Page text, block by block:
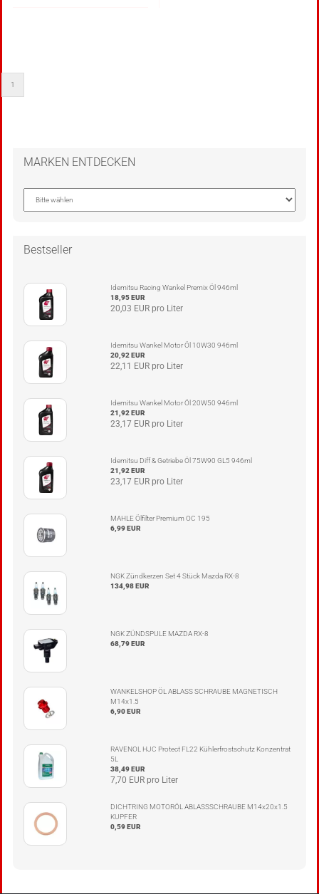
1
MARKEN ENTDECKEN
Bestseller
Idemitsu Racing Wankel Premix Öl 946ml
18,95 EUR
20,03 EUR pro Liter
Idemitsu Wankel Motor Öl 10W30 946ml
20,92 EUR
22,11 EUR pro Liter
Idemitsu Wankel Motor Öl 20W50 946ml
21,92 EUR
23,17 EUR pro Liter
Idemitsu Diff & Getriebe Öl 75W90 GL5 946ml
21,92 EUR
23,17 EUR pro Liter
MAHLE Ölfilter Premium OC 195
6,99 EUR
NGK Zündkerzen Set 4 Stück Mazda RX-8
134,98 EUR
NGK ZÜNDSPULE MAZDA RX-8
68,79 EUR
WANKELSHOP ÖL ABLASS SCHRAUBE MAGNETISCH
M14x1.5
6,90 EUR
RAVENOL HJC Protect FL22 Kühlerfrostschutz Konzentrat
5L
38,49 EUR
7,70 EUR pro Liter
DICHTRING MOTORÖL ABLASSSCHRAUBE M14x20x1.5
KUPFER
0,59 EUR